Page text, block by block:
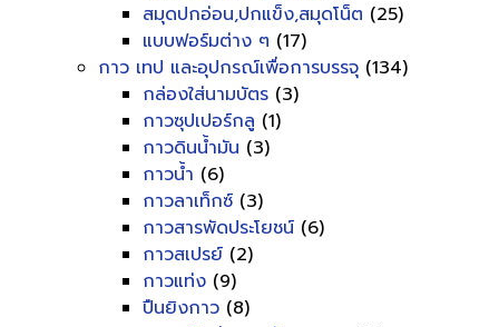
สมุดปกอ่อน,ปกแข็ง,สมุดโน็ต (25)
แบบฟอร์มต่าง ๆ (17)
กาว เทป และอุปกรณ์เพื่อการบรรจุ (134)
กล่องใส่นามบัตร (3)
กาวซุปเปอร์กลู (1)
กาวดินน้ำมัน (3)
กาวน้ำ (6)
กาวลาเท็กซ์ (3)
กาวสารพัดประโยชน์ (6)
กาวสเปรย์ (2)
กาวแท่ง (9)
ปืนยิงกาว (8)